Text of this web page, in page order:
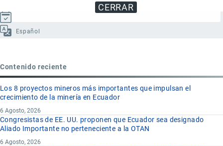
CERRAR
Español
Contenido reciente
Los 8 proyectos mineros más importantes que impulsan el
crecimiento de la minería en Ecuador
6 Agosto, 2026
Congresistas de EE. UU. proponen que Ecuador sea designado
Aliado Importante no perteneciente a la OTAN
6 Agosto, 2026